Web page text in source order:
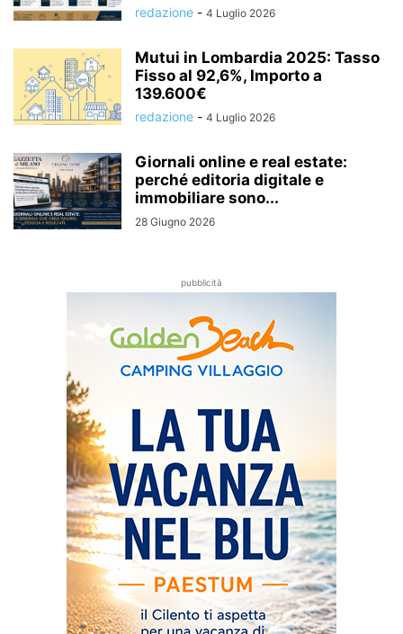
redazione - 4 Luglio 2026
Mutui in Lombardia 2025: Tasso
Fisso al 92,6%, Importo a
139.600€
redazione - 4 Luglio 2026
Giornali online e real estate:
perché editoria digitale e
immobiliare sono...
28 Giugno 2026
pubblicità